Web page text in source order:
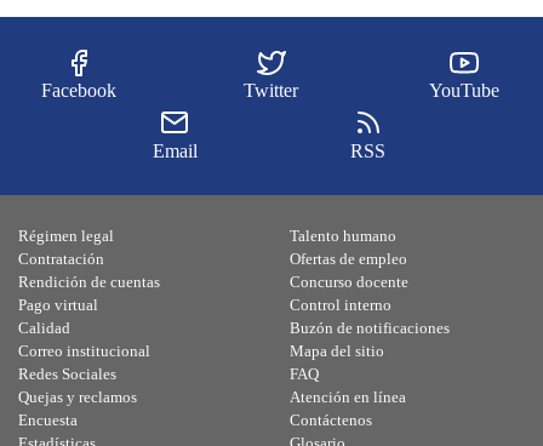
Facebook Twitter YouTube
Email RSS
Régimen legal
Contratación
Rendición de cuentas
Pago virtual
Calidad
Talento humano
Ofertas de empleo
Concurso docente
Control interno
Buzón de notificaciones
Correo institucional
Redes Sociales
Quejas y reclamos
Encuesta
Mapa del sitio
FAQ
Atención en línea
Contáctenos